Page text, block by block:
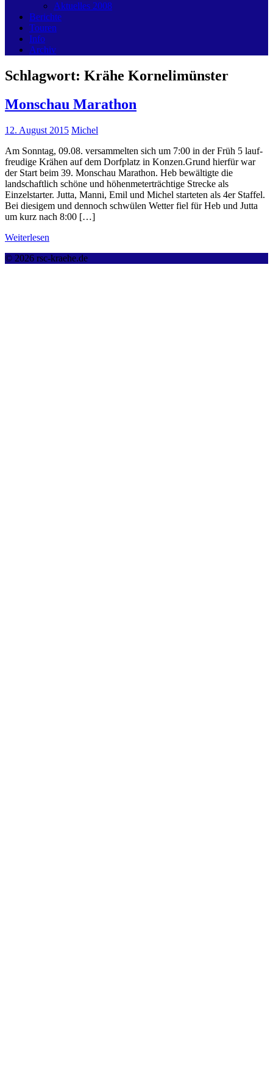
Aktuelles 2008
Berichte
Touren
Info
Archiv
Schlagwort: Krähe Kornelimünster
Monschau Marathon
12. August 2015 Michel
Am Sonntag, 09.08. versammelten sich um 7:00 in der Früh 5 lauf-
freudige Krähen auf dem Dorfplatz in Konzen.Grund hierfür war
der Start beim 39. Monschau Marathon. Heb bewältigte die
landschaftlich schöne und höhenmeterträchtige Strecke als
Einzelstarter. Jutta, Manni, Emil und Michel starteten als 4er Staffel.
Bei diesigem und dennoch schwülen Wetter fiel für Heb und Jutta
um kurz nach 8:00 […]
Weiterlesen
© 2026 rsc-kraehe.de